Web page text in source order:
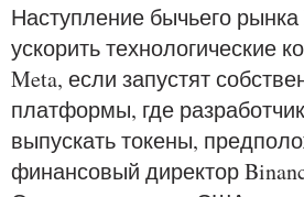
Наступление бычьего рынка
ускорить технологические
Meta, если запустят
платформы, где
выпускать токены,
финансовый директор